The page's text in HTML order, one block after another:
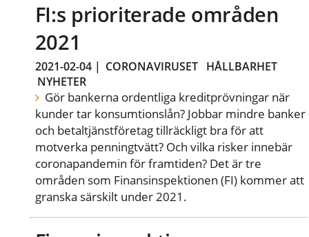
FI:s prioriterade områden
2021
2021-02-04| CORONAVIRUSET
HÅLLBARHET
NYHETER
Gör bankerna ordentliga kreditprövningar när
kunder tar konsumtionslån? Jobbar mindre banker
och betaltjänstföretag tillräckligt bra för att
motverka penningtvätt? Och vilka risker innebär
coronapandemin för framtiden? Det är tre
områden som Finansinspektionen (FI) kommer att
granska särskilt under 2021.